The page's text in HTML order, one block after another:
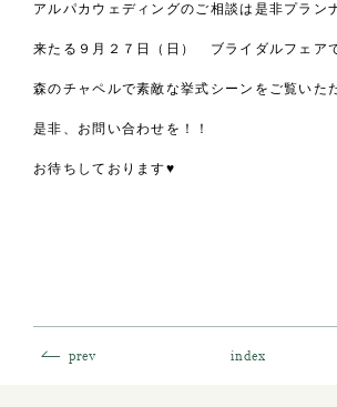
アルパカウェディングのご相談は是非プラン
来たる９月２７日（日） ブライダルフェア
森のチャペルで素敵な挙式シーンをご覧いた
是非、お問い合わせを！！
お待ちしております♥
prev index